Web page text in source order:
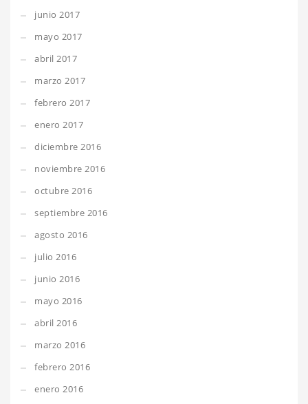
junio 2017
mayo 2017
abril 2017
marzo 2017
febrero 2017
enero 2017
diciembre 2016
noviembre 2016
octubre 2016
septiembre 2016
agosto 2016
julio 2016
junio 2016
mayo 2016
abril 2016
marzo 2016
febrero 2016
enero 2016